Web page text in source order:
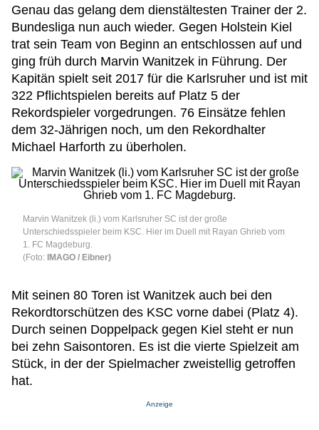
Genau das gelang dem dienstältesten Trainer der 2.
Bundesliga nun auch wieder. Gegen Holstein Kiel
trat sein Team von Beginn an entschlossen auf und
ging früh durch Marvin Wanitzek in Führung. Der
Kapitän spielt seit 2017 für die Karlsruher und ist mit
322 Pflichtspielen bereits auf Platz 5 der
Rekordspieler vorgedrungen. 76 Einsätze fehlen
dem 32-Jährigen noch, um den Rekordhalter
Michael Harforth zu überholen.
Marvin Wanitzek (li.) vom Karlsruher SC ist der große
Unterschiedsspieler beim KSC. Hier im Duell mit Rayan Ghrieb vom
1. FC Magdeburg.
(Foto: IMAGO / Eibner)
Mit seinen 80 Toren ist Wanitzek auch bei den
Rekordtorschützen des KSC vorne dabei (Platz 4).
Durch seinen Doppelpack gegen Kiel steht er nun
bei zehn Saisontoren. Es ist die vierte Spielzeit am
Stück, in der der Spielmacher zweistellig getroffen
hat.
Anzeige